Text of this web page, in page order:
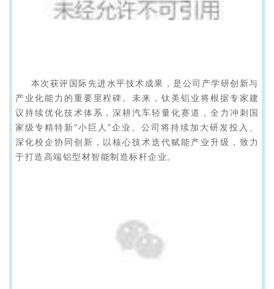
本次获评国际先进水平技术成果，是公司产学研创新与
产业化能力的重要里程碑。未来，钛美铝业将根据专家建
议持续优化技术体系，深耕汽车轻量化赛道，全力冲刺国
家级专精特新“小巨人”企业。公司将持续加大研发投入、
深化校企协同创新，以核心技术迭代赋能产业升级，致力
于打造高端铝型材智能制造标杆企业。